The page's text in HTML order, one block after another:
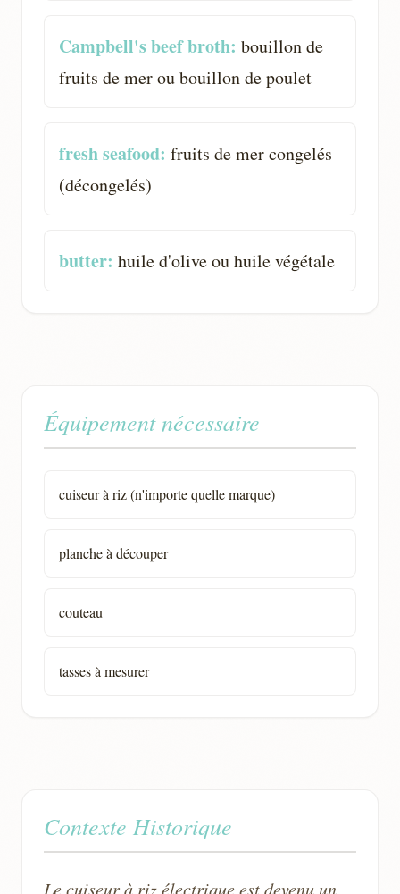
Campbell's beef broth: bouillon de
fruits de mer ou bouillon de poulet
fresh seafood: fruits de mer congelés
(décongelés)
butter: huile d'olive ou huile végétale
Équipement nécessaire
cuiseur à riz (n'importe quelle marque)
planche à découper
couteau
tasses à mesurer
Contexte Historique
Le cuiseur à riz électrique est devenu un